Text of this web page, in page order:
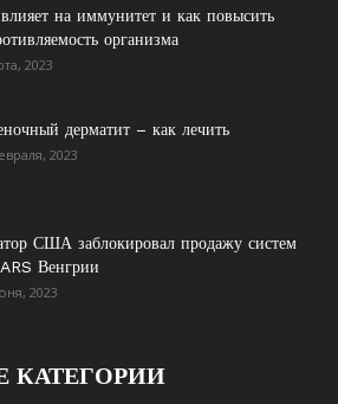
на иммунитет и как повысить
организма
2023
дерматит – как лечить
2023
США заблокировал продажу систем
Венгрии
2023
КАТЕГОРИИ